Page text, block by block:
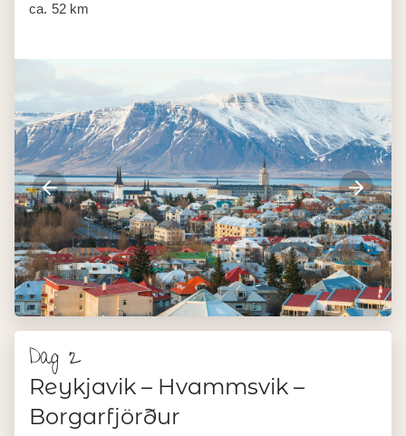
ca. 52 km
Dag 2
Reykjavik – Hvammsvik –
Borgarfjörður